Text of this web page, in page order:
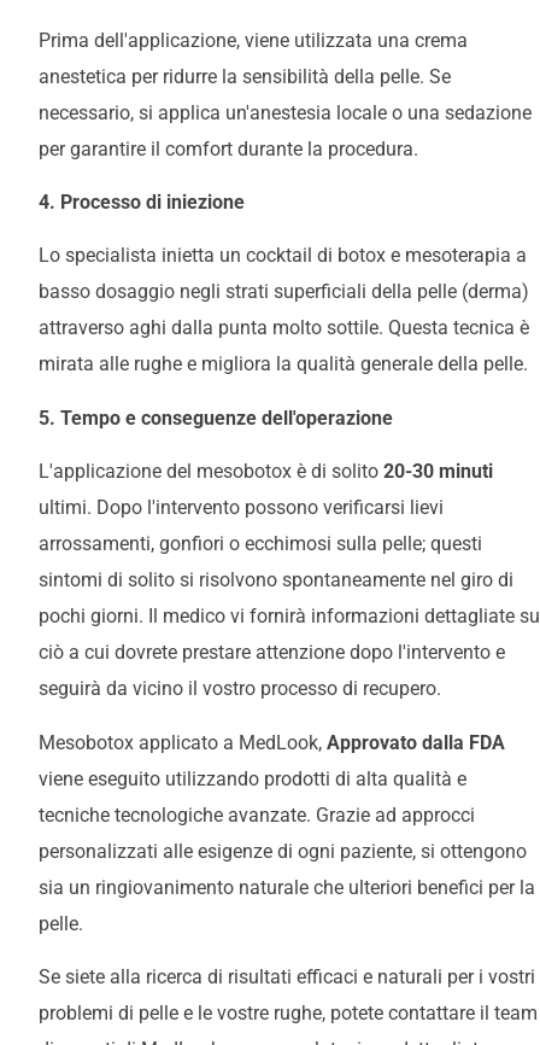
Prima dell'applicazione, viene utilizzata una crema
anestetica per ridurre la sensibilità della pelle. Se
necessario, si applica un'anestesia locale o una sedazione
per garantire il comfort durante la procedura.
4. Processo di iniezione
Lo specialista inietta un cocktail di botox e mesoterapia a
basso dosaggio negli strati superficiali della pelle (derma)
attraverso aghi dalla punta molto sottile. Questa tecnica è
mirata alle rughe e migliora la qualità generale della pelle.
5. Tempo e conseguenze dell'operazione
L'applicazione del mesobotox è di solito 20-30 minuti
ultimi. Dopo l'intervento possono verificarsi lievi
arrossamenti, gonfiori o ecchimosi sulla pelle; questi
sintomi di solito si risolvono spontaneamente nel giro di
pochi giorni. Il medico vi fornirà informazioni dettagliate su
ciò a cui dovrete prestare attenzione dopo l'intervento e
seguirà da vicino il vostro processo di recupero.
Mesobotox applicato a MedLook, Approvato dalla FDA
viene eseguito utilizzando prodotti di alta qualità e
tecniche tecnologiche avanzate. Grazie ad approcci
personalizzati alle esigenze di ogni paziente, si ottengono
sia un ringiovanimento naturale che ulteriori benefici per la
pelle.
Se siete alla ricerca di risultati efficaci e naturali per i vostri
problemi di pelle e le vostre rughe, potete contattare il team